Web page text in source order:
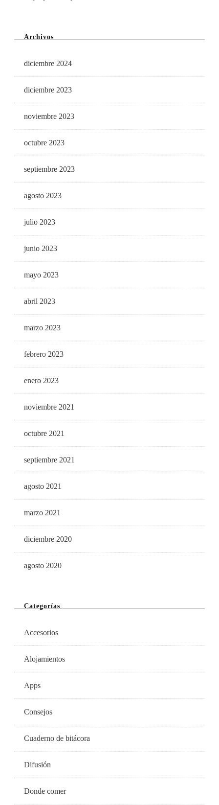
Archivos
diciembre 2024
diciembre 2023
noviembre 2023
octubre 2023
septiembre 2023
agosto 2023
julio 2023
junio 2023
mayo 2023
abril 2023
marzo 2023
febrero 2023
enero 2023
noviembre 2021
octubre 2021
septiembre 2021
agosto 2021
marzo 2021
diciembre 2020
agosto 2020
Categorías
Accesorios
Alojamientos
Apps
Consejos
Cuaderno de bitácora
Difusión
Donde comer